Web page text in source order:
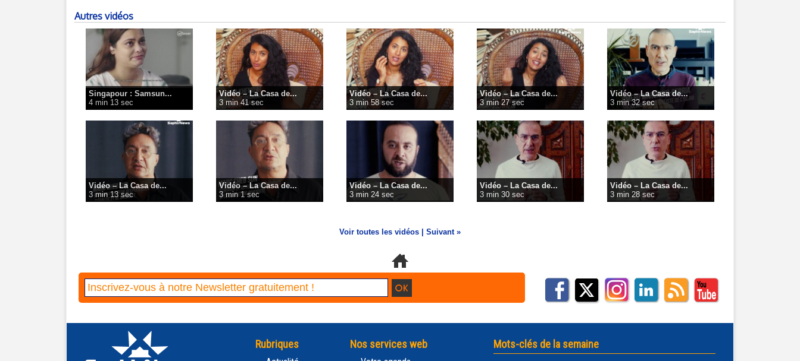
Autres vidéos
Singapour : Samsun...
4 min 13 sec
Vidéo – La Casa de...
3 min 41 sec
Vidéo – La Casa de...
3 min 58 sec
Vidéo – La Casa de...
3 min 27 sec
Vidéo – La Casa de...
3 min 32 sec
Vidéo – La Casa de...
3 min 13 sec
Vidéo – La Casa de...
3 min 1 sec
Vidéo – La Casa de...
3 min 24 sec
Vidéo – La Casa de...
3 min 30 sec
Vidéo – La Casa de...
3 min 28 sec
Voir toutes les vidéos Suivant »
Rubriques Nos services web Mots-clés de la semaine